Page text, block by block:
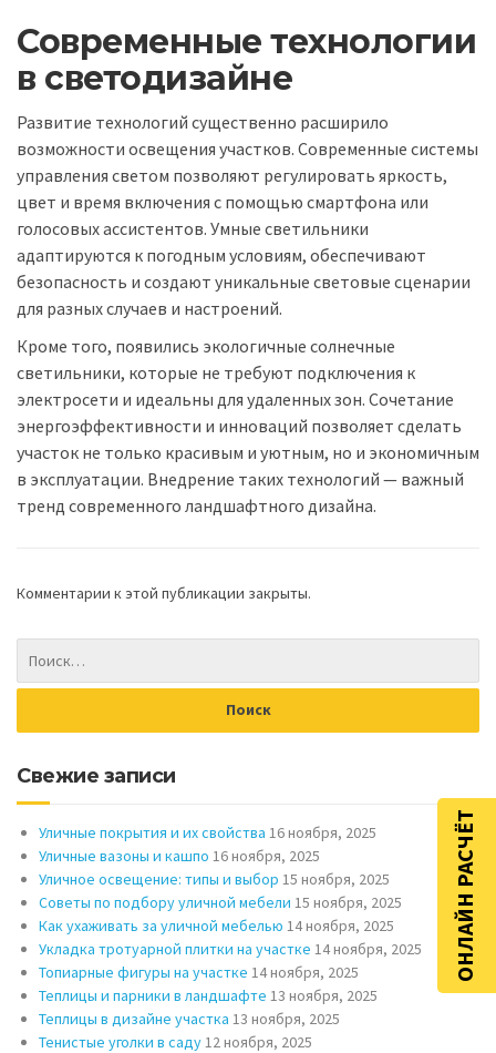
Современные технологии
в светодизайне
Развитие технологий существенно расширило
возможности освещения участков. Современные системы
управления светом позволяют регулировать яркость,
цвет и время включения с помощью смартфона или
голосовых ассистентов. Умные светильники
адаптируются к погодным условиям, обеспечивают
безопасность и создают уникальные световые сценарии
для разных случаев и настроений.
Кроме того, появились экологичные солнечные
светильники, которые не требуют подключения к
электросети и идеальны для удаленных зон. Сочетание
энергоэффективности и инноваций позволяет сделать
участок не только красивым и уютным, но и экономичным
в эксплуатации. Внедрение таких технологий — важный
тренд современного ландшафтного дизайна.
Комментарии к этой публикации закрыты.
Свежие записи
Уличные покрытия и их свойства 16 ноября, 2025
Уличные вазоны и кашпо 16 ноября, 2025
Уличное освещение: типы и выбор 15 ноября, 2025
Советы по подбору уличной мебели 15 ноября, 2025
Как ухаживать за уличной мебелью 14 ноября, 2025
Укладка тротуарной плитки на участке 14 ноября, 2025
Топиарные фигуры на участке 14 ноября, 2025
Теплицы и парники в ландшафте 13 ноября, 2025
Теплицы в дизайне участка 13 ноября, 2025
Тенистые уголки в саду12 ноября, 2025
ОНЛАЙН РАСЧЁТ